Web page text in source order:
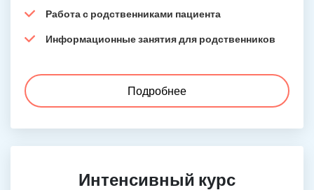
Работа с родственниками пациента
Информационные занятия для родственников
Подробнее
Интенсивный курс